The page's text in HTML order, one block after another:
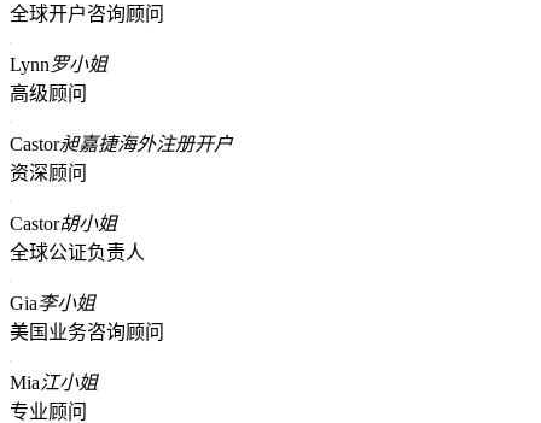
全球开户咨询顾问
Lynn罗小姐
高级顾问
Castor昶嘉捷海外注册开户
资深顾问
Castor胡小姐
全球公证负责人
Gia李小姐
美国业务咨询顾问
Mia江小姐
专业顾问